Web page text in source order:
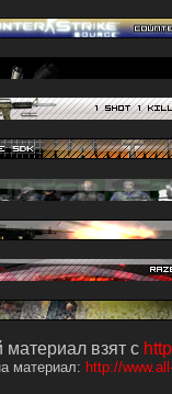
взят с
материал: http://